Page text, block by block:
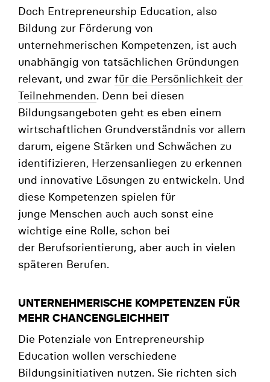
Doch Entrepreneurship Education, also
Bildung zur Förderung von
unternehmerischen Kompetenzen, ist auch
unabhängig von tatsächlichen Gründungen
relevant, und zwar für die Persönlichkeit der
Teilnehmenden. Denn bei diesen
Bildungsangeboten geht es eben einem
wirtschaftlichen Grundverständnis vor allem
darum, eigene Stärken und Schwächen zu
identifizieren, Herzensanliegen zu erkennen
und innovative Lösungen zu entwickeln. Und
diese Kompetenzen spielen für
junge Menschen auch auch sonst eine
wichtige eine Rolle, schon bei
der Berufsorientierung, aber auch in vielen
späteren Berufen.
UNTERNEHMERISCHE KOMPETENZEN FÜR
MEHR CHANCENGLEICHHEIT
Die Potenziale von Entrepreneurship
Education wollen verschiedene
Bildungsinitiativen nutzen. Sie richten sich